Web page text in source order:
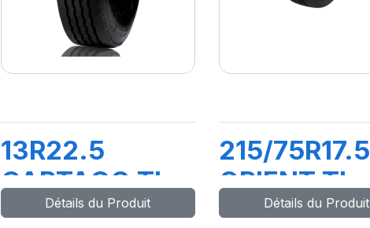
13R22.5
CARTAGO TL
154/150M
Détails du Produit
215/75R17.5
ORIENT TL
128/126M
Détails du Produit